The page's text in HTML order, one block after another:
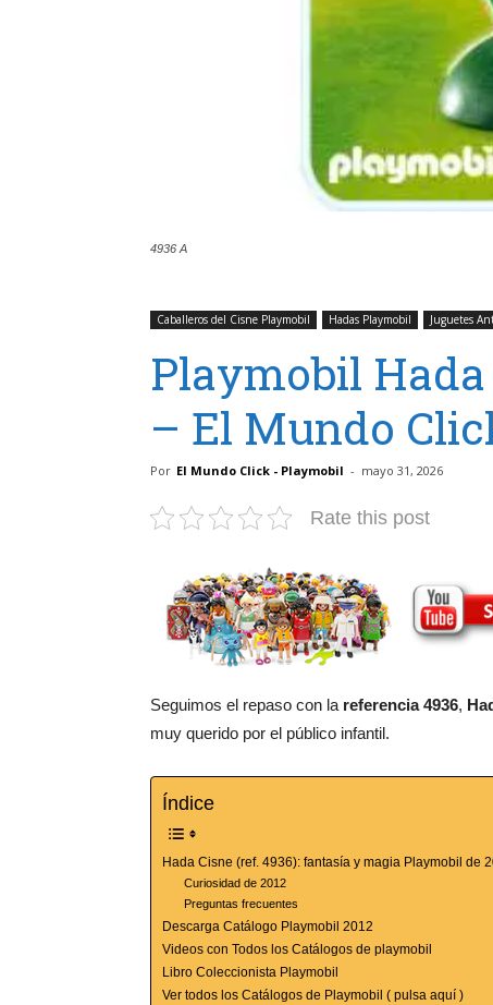
4936 A
Caballeros del Cisne Playmobil Hadas Playmobil Juguetes
Playmobil Hada
– El Mundo
Por El Mundo Click - Playmobil - mayo 31, 2026
Rate this post
Seguimos el repaso con la referencia 4936,
muy querido por el público infantil.
Índice
Hada Cisne (ref. 4936): fantasía y magia Playmobil de
Curiosidad de 2012
Preguntas frecuentes
Descarga Catálogo Playmobil 2012
Videos con Todos los Catálogos de playmobil
Libro Coleccionista Playmobil
Ver todos los Catálogos de Playmobil ( pulsa aquí )